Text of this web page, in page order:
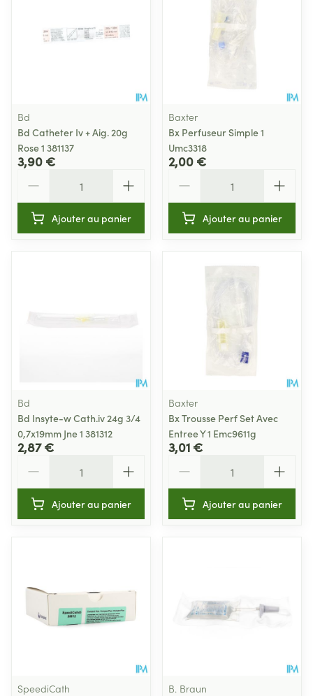
Bd
Bd Catheter Iv + Aig. 20g
Rose 1 381137
3,90 €
Ajouter au panier
Baxter
Bx Perfuseur Simple 1
Umc3318
2,00 €
Ajouter au panier
Bd
Bd Insyte-w Cath.iv 24g 3/4
0,7x19mm Jne 1 381312
2,87 €
Ajouter au panier
Baxter
Bx Trousse Perf Set Avec
Entree Y 1 Emc9611g
3,01 €
Ajouter au panier
SpeediCath
B. Braun